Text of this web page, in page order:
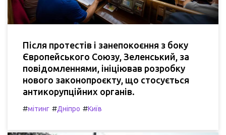
Після протестів і занепокоєння з боку
Європейського Союзу, Зеленський, за
повідомленнями, ініціював розробку
нового законопроєкту, що стосується
антикорупційних органів.
#мітинг #Дніпро #Київ